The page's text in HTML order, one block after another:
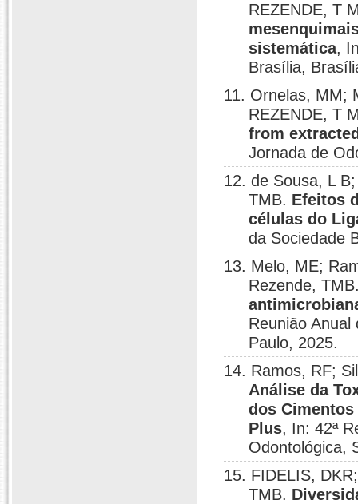
REZENDE, T
sistemática,
Brasília,
11. Ornelas, MM;
REZENDE, T
from
Jornada de
12. de Sousa, L
TMB. Efeitos
células do
da Sociedade
13. Melo, ME;
Rezende,
Reunião
Paulo, 2025.
14. Ramos, RF;
Análise da
dos
Plus, In: 42ª
Odontológica,
15. FIDELIS,
TMB.